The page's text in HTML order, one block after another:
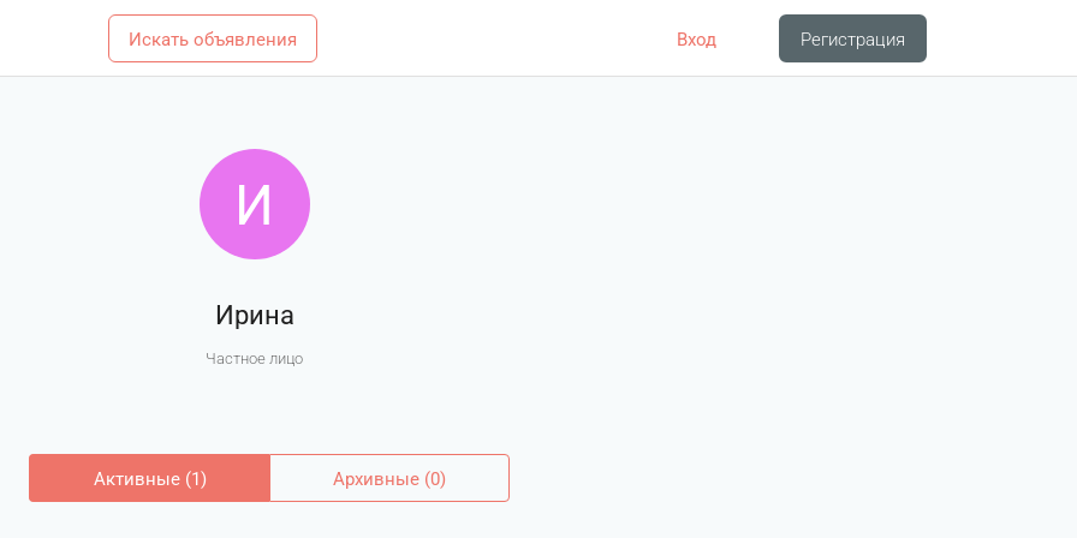
Искать объявления Вход Регистрация
И
Ирина
Частное лицо
Активные (1) Архивные (0)